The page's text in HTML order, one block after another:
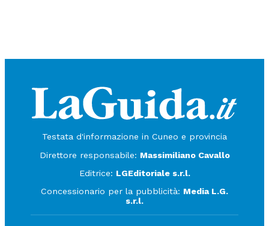
Testata d'informazione in Cuneo e provincia
Direttore responsabile: Massimiliano Cavallo
Editrice: LGEditoriale s.r.l.
Concessionario per la pubblicità: Media L.G.
s.r.l.